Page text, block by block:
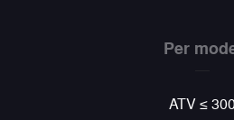
Per
ATV ≤ 300